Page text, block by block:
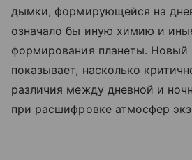
дымки, формирующейся на
означало бы иную химию и
формирования планеты. Новый
показывает, насколько
различия между дневной и
при расшифровке атмосфер